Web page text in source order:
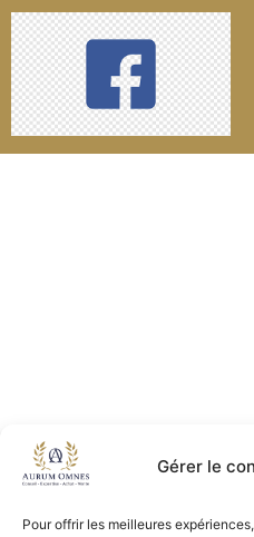
Gérer le
Pour offrir les meilleures